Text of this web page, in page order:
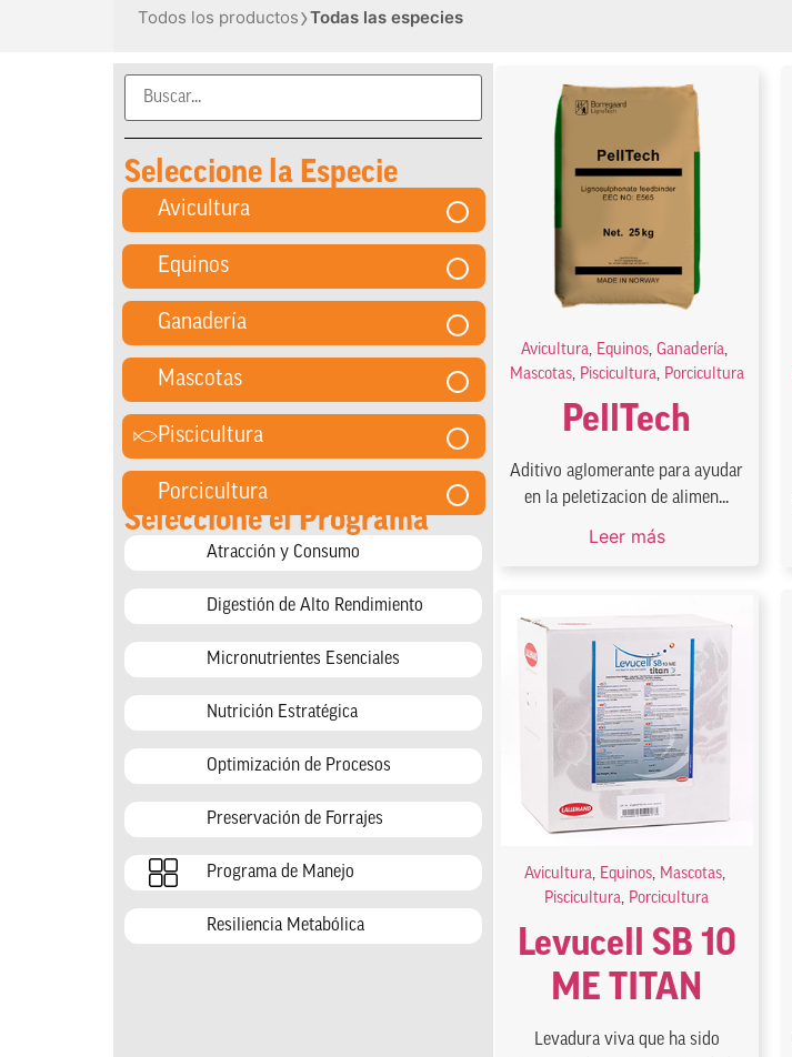
Todos los productos›Todas las especies
Seleccione la Especie
Avicultura
Equinos
Ganadería
Mascotas
Piscicultura
Porcicultura
Seleccione el Programa
Atracción y Consumo
Digestión de Alto Rendimiento
Micronutrientes Esenciales
Nutrición Estratégica
Optimización de Procesos
Preservación de Forrajes
Programa de Manejo
Resiliencia Metabólica
Avicultura, Equinos,Ganadería,
Mascotas, Piscicultura, Porcicultura
PellTech
Aditivo aglomerante para ayudar
en la peletizacion de alimen...
Leer más
Avicultura, Equinos, Mascotas,
Piscicultura, Porcicultura
Levucell SB 10
ME TITAN
Levadura viva que ha sido